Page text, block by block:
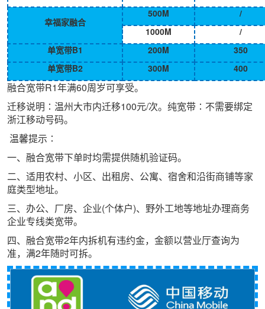
幸福家融合
500M
/
1000M
/
单宽带B1
200M
350
单宽带B2
300M 400
融合宽带R1年满60周岁可享受。
迁移说明∶温州大市内迁移100元/次。纯宽带∶不需要绑定
浙江移动号码。
温馨提示∶
一、融合宽带下单时均需提供随机验证码。
二、适用农村、小区、出租房、公寓、宿舍和沿街商铺等家
庭类型地址。
三、办公、厂房、企业(个体户)、野外工地等地址办理商务
企业专线类宽带。
四、融合宽带2年内拆机有违约金，金额以营业厅查询为
准，满2年随时可拆。